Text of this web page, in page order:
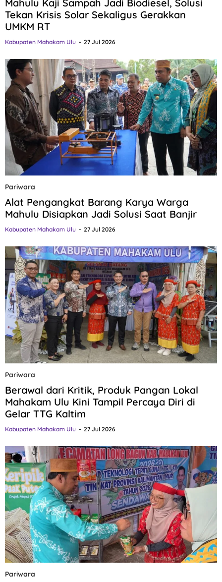
Mahulu Kaji Sampah Jadi Biodiesel, Solusi
Tekan Krisis Solar Sekaligus Gerakkan
UMKM RT
Kabupaten Mahakam Ulu 27 Jul 2026
Pariwara
Alat Pengangkat Barang Karya Warga
Mahulu Disiapkan Jadi Solusi Saat Banjir
Kabupaten Mahakam Ulu 27 Jul 2026
Pariwara
Berawal dari Kritik, Produk Pangan Lokal
Mahakam Ulu Kini Tampil Percaya Diri di
Gelar TTG Kaltim
Kabupaten Mahakam Ulu 27 Jul 2026
Pariwara